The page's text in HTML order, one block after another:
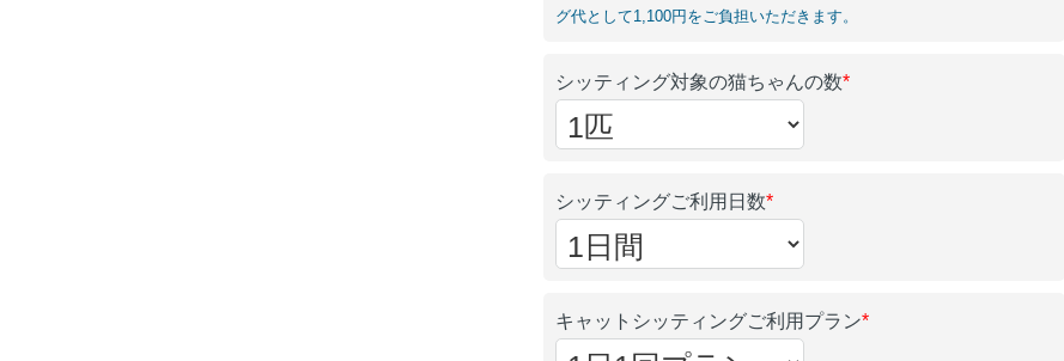
グ代として1,100円をご負担いただきます。
シッティング対象の猫ちゃんの数*
シッティングご利用日数*
キャットシッティングご利用プラン*